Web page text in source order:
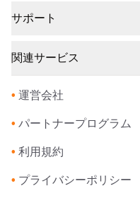
サポート
関連サービス
• 運営会社
• パートナープログラム
• 利用規約
• プライバシーポリシー